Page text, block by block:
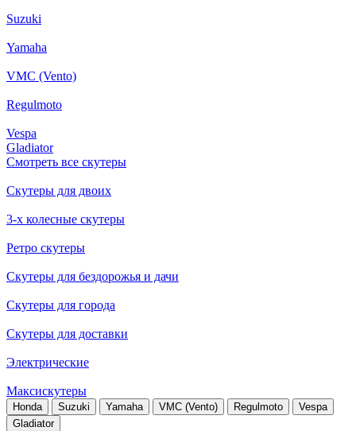
Suzuki
Yamaha
VMC (Vento)
Regulmoto
Vespa
Gladiator
Смотреть все скутеры
Скутеры для двоих
3-х колесные скутеры
Ретро скутеры
Скутеры для бездорожья и дачи
Скутеры для города
Скутеры для доставки
Электрические
Максискутеры
Honda Suzuki Yamaha VMC (Vento) Regulmoto
Vespa
Gladiator